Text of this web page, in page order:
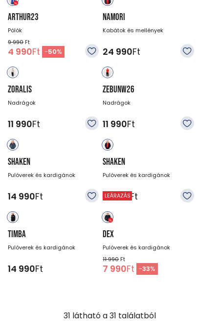
ARTHUR23
Pólók
9 990 Ft
4 990Ft -50%
NAMORI
Kabátok és mellények
24 990Ft
ZORALIS
Nadrágok
11 990Ft
ZEBUNW26
Nadrágok
11 990Ft
SHAKEN
Pulóverek és kardigánok
14 990Ft
SHAKEN
Pulóverek és kardigánok
14 990Ft
TIMBA
Pulóverek és kardigánok
14 990Ft
LEÁRAZÁS
DEX
Pulóverek és kardigánok
11 990Ft
7 990Ft -33%
31 látható a31 találatból